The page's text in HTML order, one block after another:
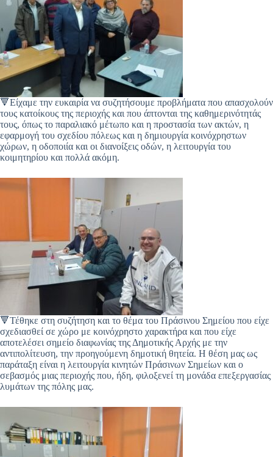
🔻Είχαμε την ευκαιρία να συζητήσουμε προβλήματα που απασχολούν
τους κατοίκους της περιοχής και που άπτονται της καθημερινότητάς
τους, όπως το παραλιακό μέτωπο και η προστασία των ακτών, η
εφαρμογή του σχεδίου πόλεως και η δημιουργία κοινόχρηστων
χώρων, η οδοποιία και οι διανοίξεις οδών, η λειτουργία του
κοιμητηρίου και πολλά ακόμη.
🔻Τέθηκε στη συζήτηση και το θέμα του Πράσινου Σημείου που είχε
σχεδιασθεί σε χώρο με κοινόχρηστο χαρακτήρα και που είχε
αποτελέσει σημείο διαφωνίας της Δημοτικής Αρχής με την
αντιπολίτευση, την προηγούμενη δημοτική θητεία. Η θέση μας ως
παράταξη είναι η λειτουργία κινητών Πράσινων Σημείων και ο
σεβασμός μιας περιοχής που, ήδη, φιλοξενεί τη μονάδα επεξεργασίας
λυμάτων της πόλης μας.